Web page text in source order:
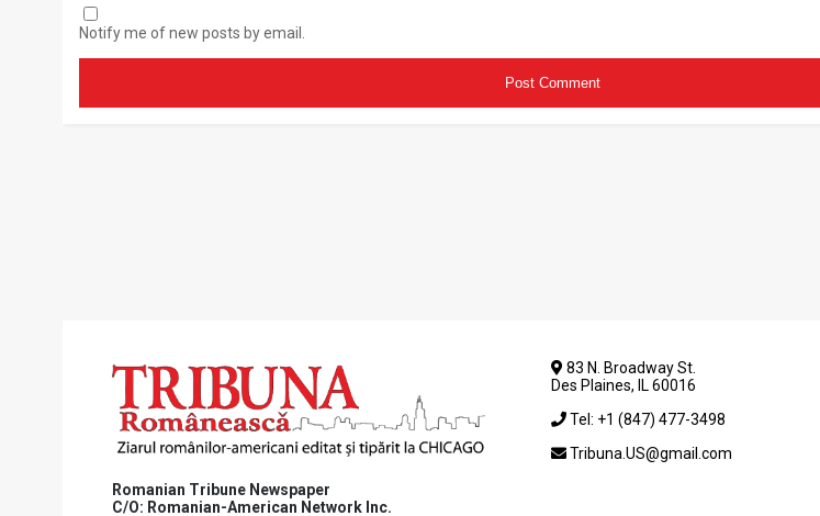
Notify me of new posts by email.
Romanian Tribune Newspaper
C/O: Romanian-American Network Inc.
83 N. Broadway St.
Des Plaines, IL 60016
Tel: +1 (847) 477-3498
Tribuna.US@gmail.com